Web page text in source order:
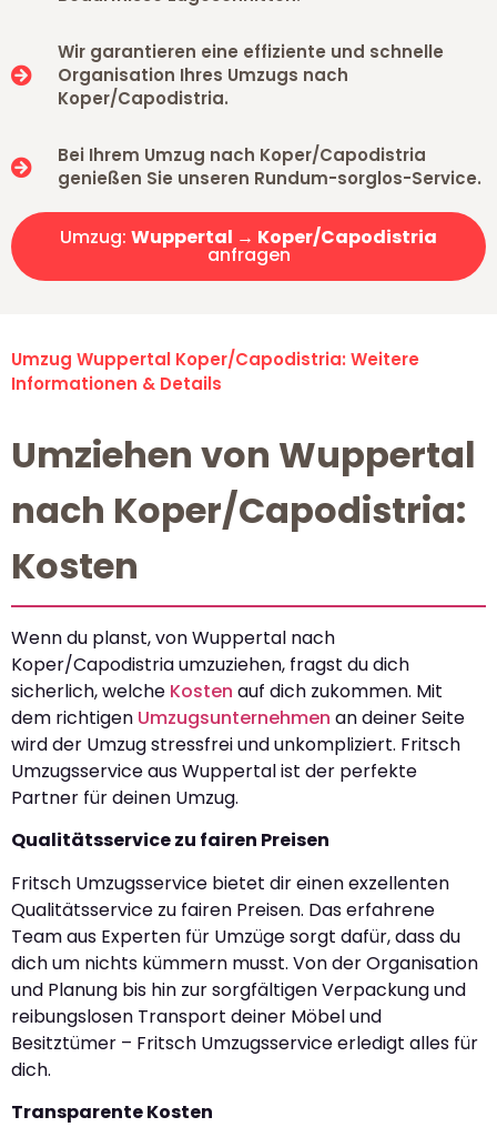
Wir garantieren eine effiziente und schnelle
Organisation Ihres Umzugs nach
Koper/Capodistria.
Bei Ihrem Umzug nach Koper/Capodistria
genießen Sie unseren Rundum-sorglos-Service.
Umzug: Wuppertal → Koper/Capodistria
anfragen
Umzug Wuppertal Koper/Capodistria: Weitere
Informationen & Details
Umziehen von Wuppertal
nach Koper/Capodistria:
Kosten
Wenn du planst, von Wuppertal nach
Koper/Capodistria umzuziehen, fragst du dich
sicherlich, welche Kosten auf dich zukommen. Mit
dem richtigen Umzugsunternehmen an deiner Seite
wird der Umzug stressfrei und unkompliziert. Fritsch
Umzugsservice aus Wuppertal ist der perfekte
Partner für deinen Umzug.
Qualitätsservice zu fairen Preisen
Fritsch Umzugsservice bietet dir einen exzellenten
Qualitätsservice zu fairen Preisen. Das erfahrene
Team aus Experten für Umzüge sorgt dafür, dass du
dich um nichts kümmern musst. Von der Organisation
und Planung bis hin zur sorgfältigen Verpackung und
reibungslosen Transport deiner Möbel und
Besitztümer – Fritsch Umzugsservice erledigt alles für
dich.
Transparente Kosten